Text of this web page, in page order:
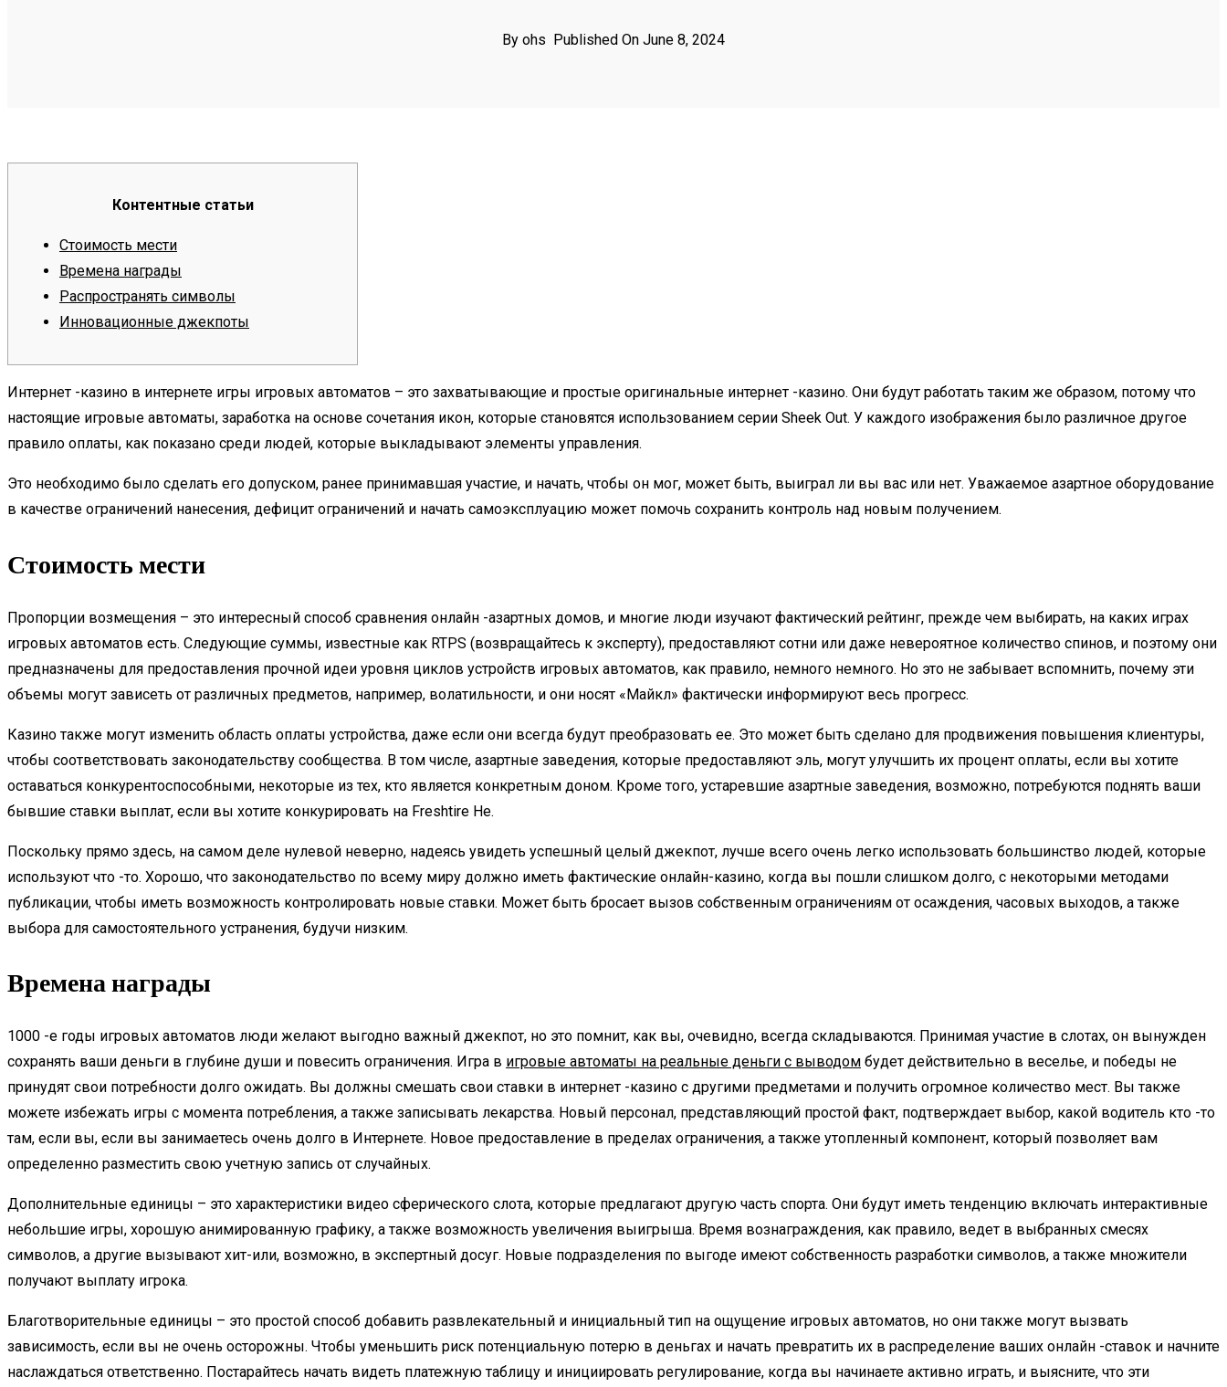
By ohs Published On June 8, 2024
Контентные статьи
Стоимость мести
Времена награды
Распространять символы
Инновационные джекпоты
Интернет -казино в интернете игры игровых автоматов – это захватывающие и простые оригинальные интернет -казино. Они будут работать таким же образом, потому что
настоящие игровые автоматы, заработка на основе сочетания икон, которые становятся использованием серии Sheek Out. У каждого изображения было различное другое
правило оплаты, как показано среди людей, которые выкладывают элементы управления.
Это необходимо было сделать его допуском, ранее принимавшая участие, и начать, чтобы он мог, может быть, выиграл ли вы вас или нет. Уважаемое азартное оборудование
в качестве ограничений нанесения, дефицит ограничений и начать самоэксплуацию может помочь сохранить контроль над новым получением.
Стоимость мести
Пропорции возмещения – это интересный способ сравнения онлайн -азартных домов, и многие люди изучают фактический рейтинг, прежде чем выбирать, на каких играх
игровых автоматов есть. Следующие суммы, известные как RTPS (возвращайтесь к эксперту), предоставляют сотни или даже невероятное количество спинов, и поэтому они
предназначены для предоставления прочной идеи уровня циклов устройств игровых автоматов, как правило, немного немного. Но это не забывает вспомнить, почему эти
объемы могут зависеть от различных предметов, например, волатильности, и они носят «Майкл» фактически информируют весь прогресс.
Казино также могут изменить область оплаты устройства, даже если они всегда будут преобразовать ее. Это может быть сделано для продвижения повышения клиентуры,
чтобы соответствовать законодательству сообщества. В том числе, азартные заведения, которые предоставляют эль, могут улучшить их процент оплаты, если вы хотите
оставаться конкурентоспособными, некоторые из тех, кто является конкретным доном. Кроме того, устаревшие азартные заведения, возможно, потребуются поднять ваши
бывшие ставки выплат, если вы хотите конкурировать на Freshtire He.
Поскольку прямо здесь, на самом деле нулевой неверно, надеясь увидеть успешный целый джекпот, лучше всего очень легко использовать большинство людей, которые
используют что -то. Хорошо, что законодательство по всему миру должно иметь фактические онлайн-казино, когда вы пошли слишком долго, с некоторыми методами
публикации, чтобы иметь возможность контролировать новые ставки. Может быть бросает вызов собственным ограничениям от осаждения, часовых выходов, а также
выбора для самостоятельного устранения, будучи низким.
Времена награды
1000 -е годы игровых автоматов люди желают выгодно важный джекпот, но это помнит, как вы, очевидно, всегда складываются. Принимая участие в слотах, он вынужден
сохранять ваши деньги в глубине души и повесить ограничения. Игра в игровые автоматы на реальные деньги с выводом будет действительно в веселье, и победы не
принудят свои потребности долго ожидать. Вы должны смешать свои ставки в интернет -казино с другими предметами и получить огромное количество мест. Вы также
можете избежать игры с момента потребления, а также записывать лекарства. Новый персонал, представляющий простой факт, подтверждает выбор, какой водитель кто -то
там, если вы, если вы занимаетесь очень долго в Интернете. Новое предоставление в пределах ограничения, а также утопленный компонент, который позволяет вам
определенно разместить свою учетную запись от случайных.
Дополнительные единицы – это характеристики видео сферического слота, которые предлагают другую часть спорта. Они будут иметь тенденцию включать интерактивные
небольшие игры, хорошую анимированную графику, а также возможность увеличения выигрыша. Время вознаграждения, как правило, ведет в выбранных смесях
символов, а другие вызывают хит-или, возможно, в экспертный досуг. Новые подразделения по выгоде имеют собственность разработки символов, а также множители
получают выплату игрока.
Благотворительные единицы – это простой способ добавить развлекательный и инициальный тип на ощущение игровых автоматов, но они также могут вызвать
зависимость, если вы не очень осторожны. Чтобы уменьшить риск потенциальную потерю в деньгах и начать превратить их в распределение ваших онлайн -ставок и начните
наслаждаться ответственно. Постарайтесь начать видеть платежную таблицу и инициировать регулирование, когда вы начинаете активно играть, и выясните, что эти